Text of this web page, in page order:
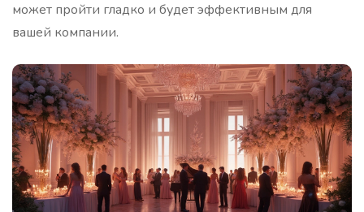
может пройти гладко и будет эффективным для
вашей компании.